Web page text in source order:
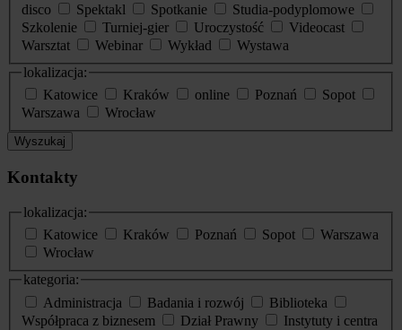
disco
Spektakl Spotkanie
Studia-podyplomowe
Szkolenie
Turniej-gier Uroczystość
Videocast
Warsztat
Webinar Wykład
Wystawa
lokalizacja:
Katowice
Kraków online Poznań
Sopot
Warszawa
Wrocław
Wyszukaj
Kontakty
lokalizacja:
Katowice
Kraków Poznań Sopot
Warszawa
Wrocław
kategoria:
Administracja
Badania i rozwój
Biblioteka
Współpraca z biznesem
Dział Prawny
Instytuty i centra